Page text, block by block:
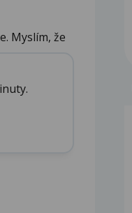
Myslím, že